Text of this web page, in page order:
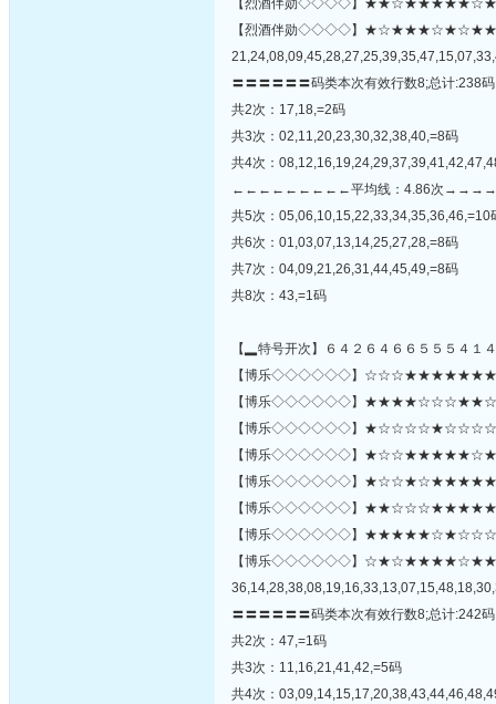
【烈酒伴勋◇◇◇◇】
【烈酒伴勋◇◇◇◇】
〓〓〓〓〓〓码类本次有效行数8;总计:238
共2次：17,18,=2码
共3次：02,11,20,23,30,32,38,40,=8码
共4次：
←←←←←←←←←平均线：4.86次
共5次：05,06,10,15,22,33,34,35,36,46,=10
共6次：01,03,07,13,14,25,27,28,=8码
共7次：04,09,21,26,31,44,45,49,=8码
共8次：43,=1码
【▂特号开次】６４２６４６６５５５４１
【博乐◇◇◇◇◇◇】
【博乐◇◇◇◇◇◇】
【博乐◇◇◇◇◇◇】
【博乐◇◇◇◇◇◇】
【博乐◇◇◇◇◇◇】
【博乐◇◇◇◇◇◇】
【博乐◇◇◇◇◇◇】
【博乐◇◇◇◇◇◇】
〓〓〓〓〓〓码类本次有效行数8;总计:242
共2次：47,=1码
共3次：11,16,21,41,42,=5码
共4次：